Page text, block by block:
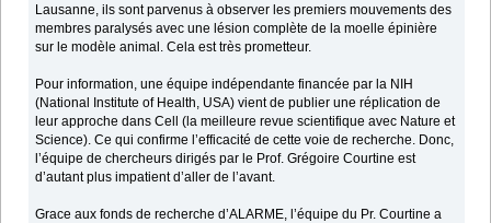
Lausanne, ils sont parvenus à observer les premiers mouvements des
membres paralysés avec une lésion complète de la moelle épinière
sur le modèle animal. Cela est très prometteur.
Pour information, une équipe indépendante financée par la NIH
(National Institute of Health, USA) vient de publier une réplication de
leur approche dans Cell (la meilleure revue scientifique avec Nature et
Science). Ce qui confirme l’efficacité de cette voie de recherche. Donc,
l’équipe de chercheurs dirigés par le Prof. Grégoire Courtine est
d’autant plus impatient d’aller de l’avant.
Grace aux fonds de recherche d’ALARME, l’équipe du Pr. Courtine a